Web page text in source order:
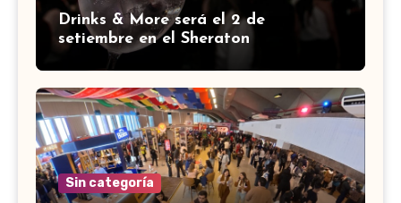
Drinks & More será el 2 de
setiembre en el Sheraton
Sin categoría